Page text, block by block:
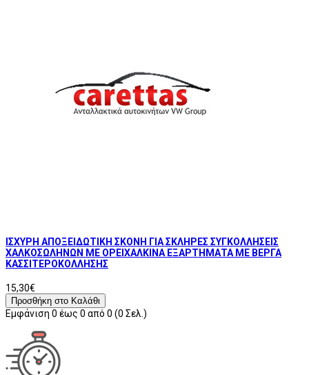
ΙΣΧΥΡΗ ΑΠΟΞΕΙΔΩΤΙΚΗ ΣΚΟΝΗ ΓΙΑ ΣΚΛΗΡΕΣ ΣΥΓΚΟΛΛΗΣΕΙΣ
ΧΑΛΚΟΣΩΛΗΝΩΝ ΜΕ ΟΡΕΙΧΑΛΚΙΝΑ ΕΞΑΡΤΗΜΑΤΑ ΜΕ ΒΕΡΓΑ
ΚΑΣΣΙΤΕΡΟΚΟΛΛΗΣΗΣ
15,30€
Προσθήκη στο Καλάθι
Εμφάνιση 0 έως 0 από 0 (0 Σελ.)